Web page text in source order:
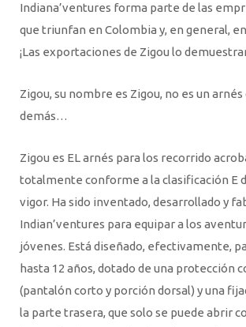
Indiana’ventures forma parte de las
que triunfan en Colombia y, en general,
¡Las exportaciones de Zigou lo
Zigou, su nombre es Zigou, no es un
demás…
Zigou es EL arnés para los recorrido
totalmente conforme a la clasificación E
vigor. Ha sido inventado, desarrollado y
Indian’ventures para equipar a los
jóvenes. Está diseñado, efectivamente,
hasta 12 años, dotado de una protección
(pantalón corto y porción dorsal) y una
la parte trasera, que solo se puede abrir